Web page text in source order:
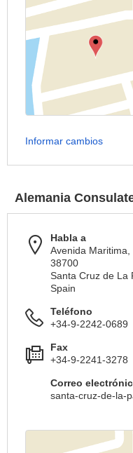
Informar cambios
Alemania
Habla a
Avenida Maritima,
38700
Santa Cruz de La
Spain
Teléfono
+34-9-2242-0689
Fax
+34-9-2241-3278
Correo
santa-cruz-de-la-